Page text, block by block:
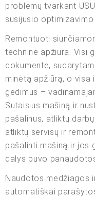
problemų tvarkant
susijusio
Remontuoti
techninė apžiūra. Visi
dokumente,
minėtą apžiūrą, o visa
gedimus –
Sutaisius mašiną ir
pašalinus, atliktų
atliktų servisų ir
pašalinti mašiną ir jos
dalys buvo
Naudotos medžiagos
automatiškai